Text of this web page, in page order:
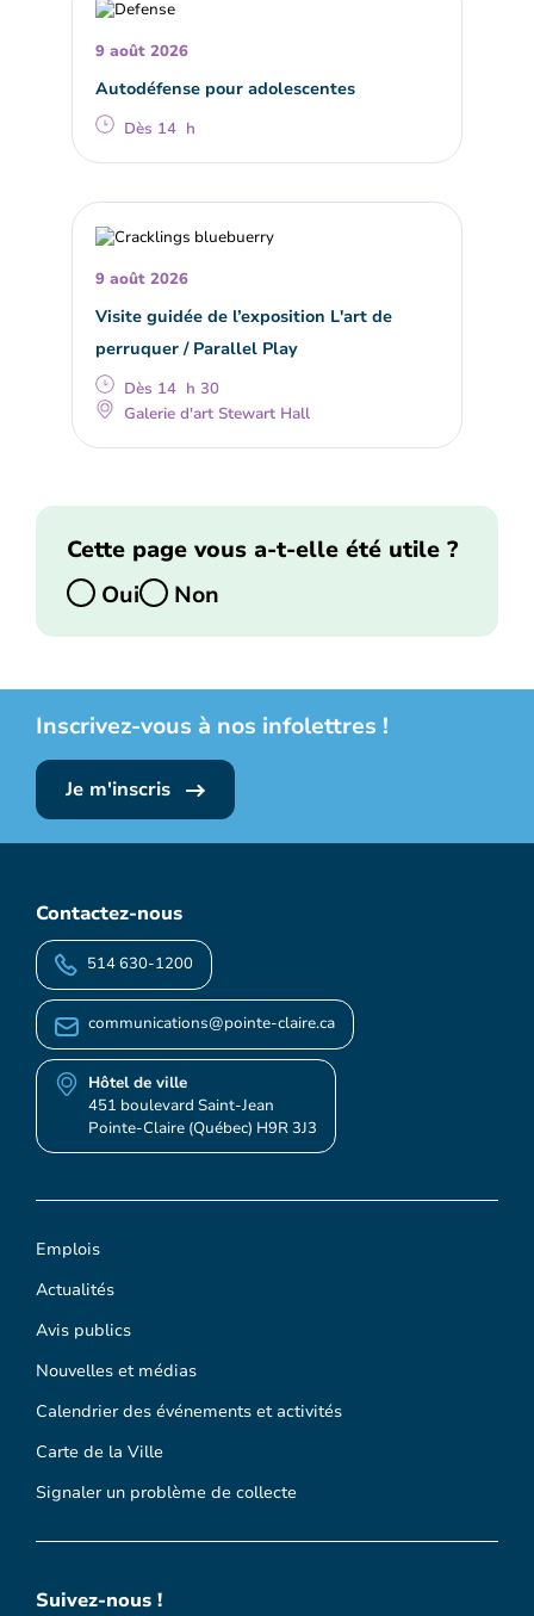
9 août 2026
Autodéfense pour adolescentes
Dès 14 h
9 août 2026
Visite guidée de l’exposition L'art de
perruquer / Parallel Play
Dès 14 h 30
Galerie d'art Stewart Hall
Cette page vous a-t-elle été utile ?
Oui
Non
Inscrivez-vous à nos infolettres !
Je m'inscris
Emplois
Actualités
Avis publics
Nouvelles et médias
Calendrier des événements et activités
Carte de la Ville
Signaler un problème de collecte
Contactez-nous
514 630-1200
communications@pointe-claire.ca
Hôtel de ville
451 boulevard Saint-Jean
Pointe-Claire (Québec) H9R 3J3
Suivez-nous !